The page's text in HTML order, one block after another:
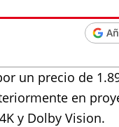
un precio de
en
y Dolby Vision.